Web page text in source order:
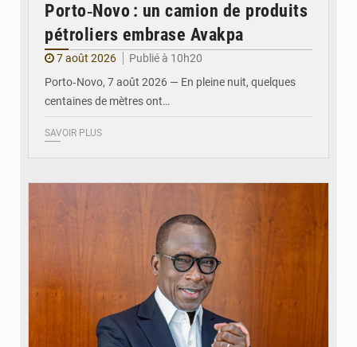
Porto‑Novo : un camion de produits
pétroliers embrase Avakpa
7 août 2026
Publié à 10h20
Porto‑Novo, 7 août 2026 — En pleine nuit, quelques
centaines de mètres ont…
SAVOIR PLUS